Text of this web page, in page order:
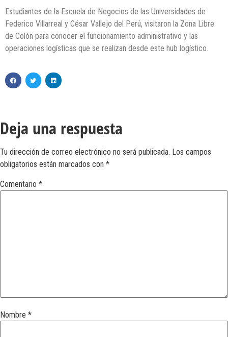
Estudiantes de la Escuela de Negocios de las Universidades de
Federico Villarreal y César Vallejo del Perú, visitaron la Zona Libre
de Colón para conocer el funcionamiento administrativo y las
operaciones logísticas que se realizan desde este hub logístico.
Deja una respuesta
Tu dirección de correo electrónico no será publicada. Los campos
obligatorios están marcados con *
Comentario *
Nombre *